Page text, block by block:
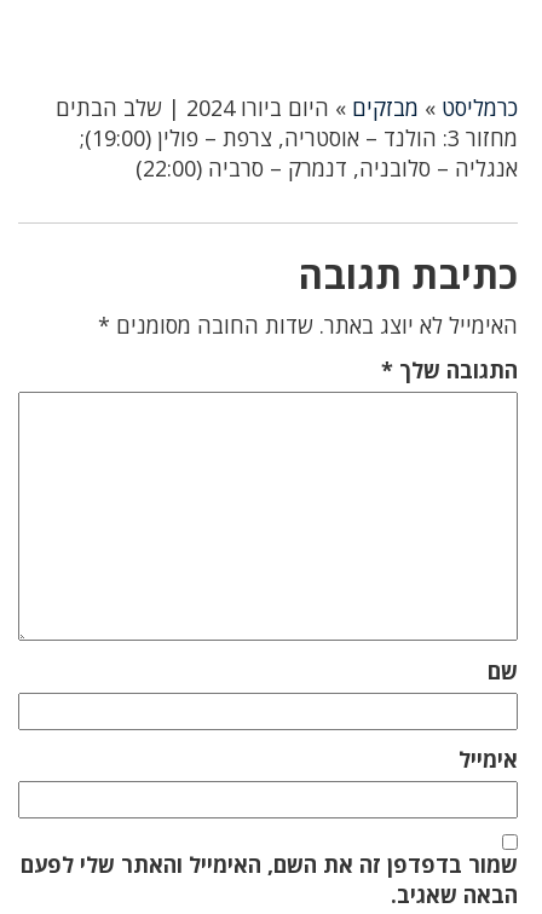
כרמליסט » מבזקים »
היום ביורו 2024 | שלב הבתים
מחזור 3: הולנד – אוסטריה, צרפת – פולין (19:00);
אנגליה – סלובניה, דנמרק – סרביה (22:00)
כתיבת תגובה
האימייל לא יוצג באתר. שדות החובה מסומנים *
התגובה שלך *
שם
אימייל
שמור בדפדפן זה את השם, האימייל והאתר שלי לפעם
הבאה שאגיב.